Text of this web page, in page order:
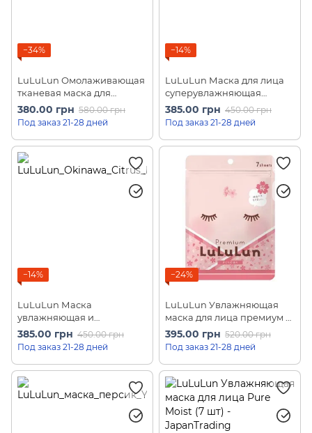
−34%
LuLuLun Омолаживающая
тканевая маска для
тусклой кожи Precious
Clear (10 шт)
380.00 грн 580.00 грн
Под заказ 21-28 дней
−14%
LuLuLun Маска для лица
суперувлажняющая
Moistrurizing Face Mask
Blue (7 шт)
385.00 грн 450.00 грн
Под заказ 21-28 дней
−14%
LuLuLun Маска
увлажняющая и
тонизирующая Premium
Okinawa Citrus Depressa (7
шт)
385.00 грн 450.00 грн
Под заказ 21-28 дней
−24%
LuLuLun Увлажняющая
маска для лица премиум с
сакурой Premium Sakura
Face Masks (7 шт)
395.00 грн 520.00 грн
Под заказ 21-28 дней